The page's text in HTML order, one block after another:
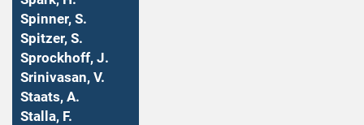
Spinner, S.
Spitzer, S.
Sprockhoff, J.
Srinivasan, V.
Staats, A.
Stalla, F.